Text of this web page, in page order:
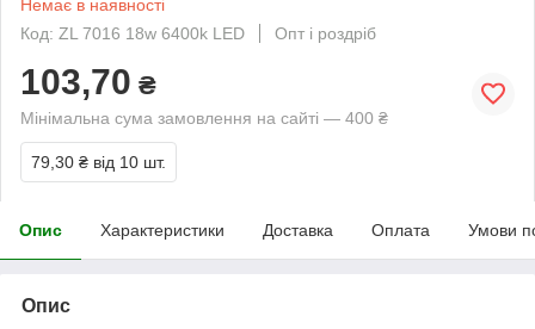
Немає в наявності
Код: ZL 7016 18w 6400k LED
Опт і роздріб
103,70 ₴
Мінімальна сума замовлення на сайті — 400 ₴
79,30 ₴ від 10 шт.
Опис Характеристики Доставка Оплата Умови
Опис